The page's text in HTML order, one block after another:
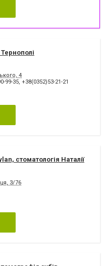
4
99-35, +38(0352)53-21-21
стоматологія Наталії
3/76